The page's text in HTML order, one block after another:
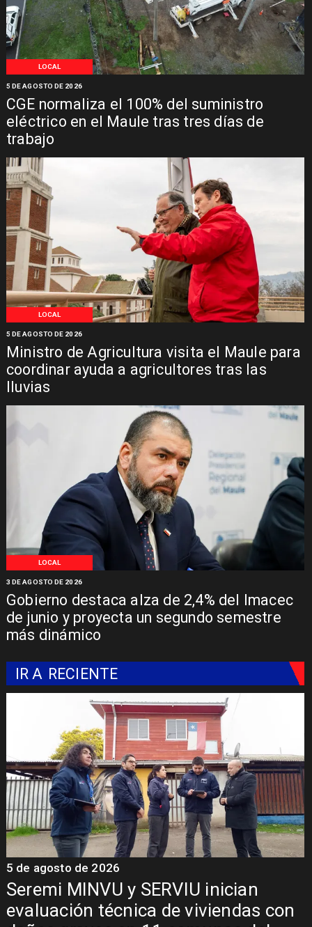
LOCAL
CGE normaliza el 100% del suministro
eléctrico en el Maule tras tres días de
trabajo
5 DE AGOSTO DE 2026
LOCAL
Ministro de Agricultura visita el Maule para
coordinar ayuda a agricultores tras las
lluvias
5 DE AGOSTO DE 2026
LOCAL
Gobierno destaca alza de 2,4% del Imacec
de junio y proyecta un segundo semestre
más dinámico
3 DE AGOSTO DE 2026
IR A RECIENTE
Fondo Orasmi entrega apoyo a
familia de Romeral para costear
5 de agosto de 2026